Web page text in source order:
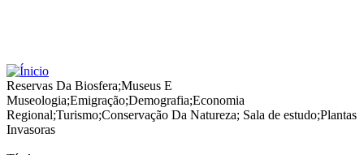
Reservas Da Biosfera;Museus E
Museologia;Emigração;Demografia;Economia
Regional;Turismo;Conservação Da Natureza; Sala de estudo;Plantas
Invasoras